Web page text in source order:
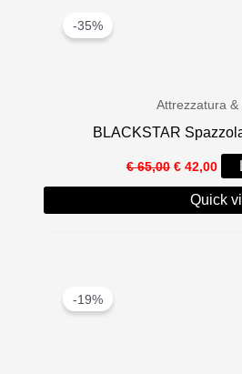
-35%
Attrezzatura &
BLACKSTAR
€65,00 Il
prezzo
originale
era:
€ 42,00 Il
è:
Quick
-19%